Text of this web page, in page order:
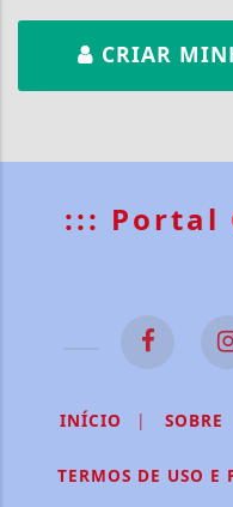
CRIAR
::: Portal
INÍCIO | SOBRE
TERMOS DE USO E